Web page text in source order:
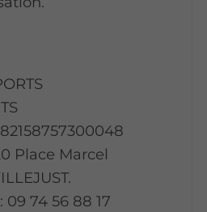
Place Marcel
09 74 56 88 17